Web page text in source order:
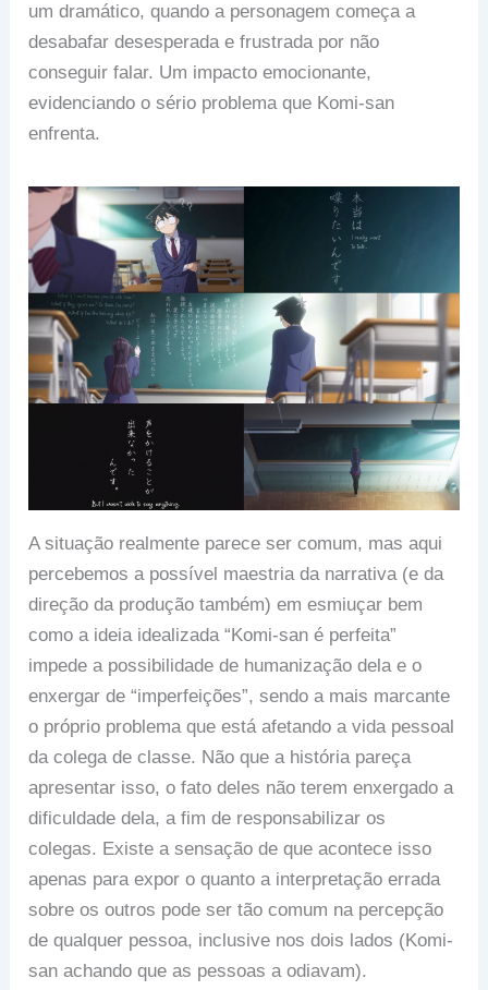
um dramático, quando a personagem começa a
desabafar desesperada e frustrada por não
conseguir falar. Um impacto emocionante,
evidenciando o sério problema que Komi-san
enfrenta.
A situação realmente parece ser comum, mas aqui
percebemos a possível maestria da narrativa (e da
direção da produção também) em esmiuçar bem
como a ideia idealizada “Komi-san é perfeita”
impede a possibilidade de humanização dela e o
enxergar de “imperfeições”, sendo a mais marcante
o próprio problema que está afetando a vida pessoal
da colega de classe. Não que a história pareça
apresentar isso, o fato deles não terem enxergado a
dificuldade dela, a fim de responsabilizar os
colegas. Existe a sensação de que acontece isso
apenas para expor o quanto a interpretação errada
sobre os outros pode ser tão comum na percepção
de qualquer pessoa, inclusive nos dois lados (Komi-
san achando que as pessoas a odiavam).